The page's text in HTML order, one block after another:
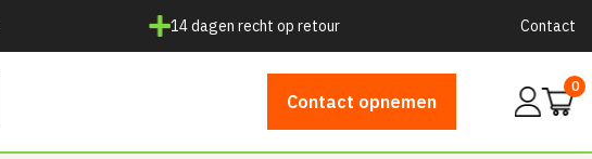
14 dagen recht op retour Contact
Contact opnemen
Mijn
0